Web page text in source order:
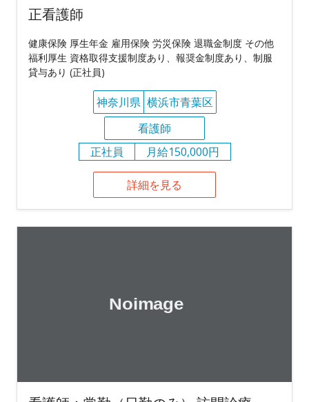
正看護師
健康保険 厚生年金 雇用保険 労災保険 退職金制度 その他
福利厚生 資格取得支援制度あり、報奨金制度あり、制服
貸与あり (正社員)
神奈川県 横浜市青葉区
看護師
正社員
月給150,000円
詳細を見る